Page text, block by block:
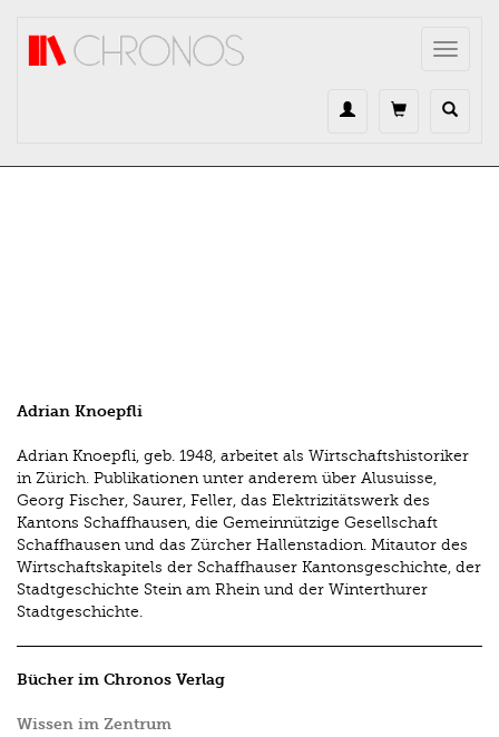
Toggle
Adrian Knoepfli
Adrian Knoepfli, geb. 1948, arbeitet als Wirtschaftshistoriker
in Zürich. Publikationen unter anderem über Alusuisse,
Georg Fischer, Saurer, Feller, das Elektrizitätswerk des
Kantons Schaffhausen, die Gemeinnützige Gesellschaft
Schaffhausen und das Zürcher Hallenstadion. Mitautor des
Wirtschaftskapitels der Schaffhauser Kantonsgeschichte, der
Stadtgeschichte Stein am Rhein und der Winterthurer
Stadtgeschichte.
Bücher im Chronos Verlag
Wissen im Zentrum